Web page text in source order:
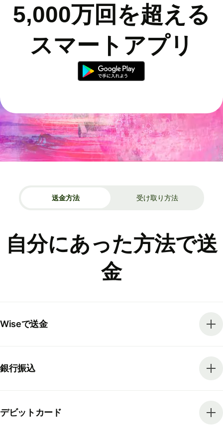
5,000万回を超える
スマートアプリ
送金方法 受け取り方法
自分にあった方法で送
金
Wiseで送金
銀行振込
デビットカード